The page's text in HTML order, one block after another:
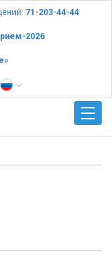
71-203-44-44
2026